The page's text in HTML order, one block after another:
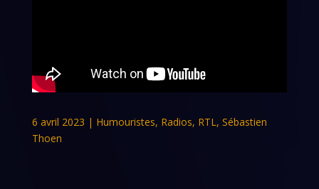
6 avril 2023 | Humouristes, Radios, RTL , Sébastien
Thoen